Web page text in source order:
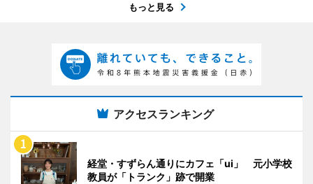
もっと見る
アクセスランキング
経堂・すずらん通りにカフェ「ui」 元小学校
教員が「トランク」跡で開業